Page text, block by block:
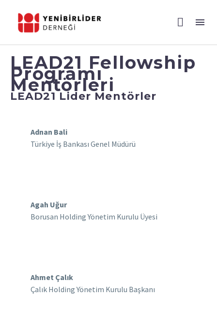
LEAD21 Fellowship
Programı
Mentörleri
LEAD21 Lider Mentörler
Adnan Bali
Türkiye İş Bankası Genel Müdürü
Agah Uğur
Borusan Holding Yönetim Kurulu Üyesi
Ahmet Çalık
Çalık Holding Yönetim Kurulu Başkanı